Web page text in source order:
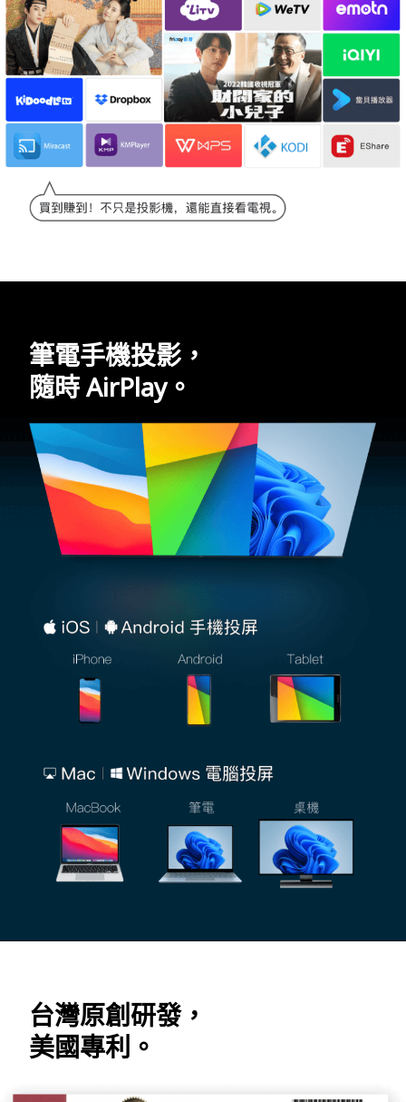
筆電手機投影，
隨時 AirPlay。
台灣原創研發，
美國專利。